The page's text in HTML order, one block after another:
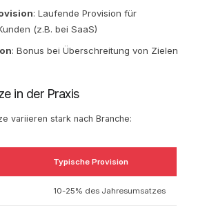
: Laufende Provision für
(z.B. bei SaaS)
: Bonus bei Überschreitung von Zielen
in der Praxis
variieren stark nach Branche:
Typische Provision
10-25% des Jahresumsatzes